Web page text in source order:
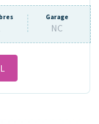
Garage
NC